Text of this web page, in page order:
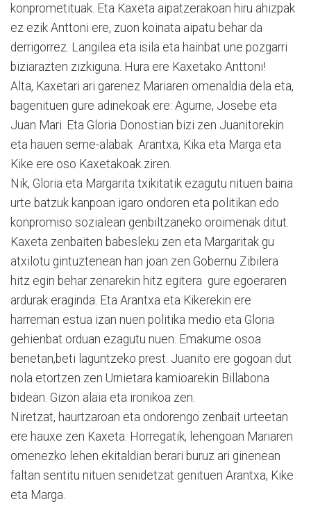
konprometituak. Eta Kaxeta aipatzerakoan hiru ahizpak
ez ezik Anttoni ere, zuon koinata aipatu behar da
derrigorrez. Langilea eta isila eta hainbat une pozgarri
biziarazten zizkiguna. Hura ere Kaxetako Anttoni!
Alta, Kaxetari ari garenez Mariaren omenaldia dela eta,
bagenituen gure adinekoak ere: Agurne, Josebe eta
Juan Mari. Eta Gloria Donostian bizi zen Juanitorekin
eta hauen seme-alabak Arantxa, Kika eta Marga eta
Kike ere oso Kaxetakoak ziren.
Nik, Gloria eta Margarita txikitatik ezagutu nituen baina
urte batzuk kanpoan igaro ondoren eta politikan edo
konpromiso sozialean genbiltzaneko oroimenak ditut.
Kaxeta zenbaiten babesleku zen eta Margaritak gu
atxilotu gintuztenean han joan zen Gobernu Zibilera
hitz egin behar zenarekin hitz egitera gure egoeraren
ardurak eraginda. Eta Arantxa eta Kikerekin ere
harreman estua izan nuen politika medio eta Gloria
gehienbat orduan ezagutu nuen. Emakume osoa
benetan,beti laguntzeko prest. Juanito ere gogoan dut
nola etortzen zen Urnietara kamioarekin Billabona
bidean. Gizon alaia eta ironikoa zen.
Niretzat, haurtzaroan eta ondorengo zenbait urteetan
ere hauxe zen Kaxeta. Horregatik, lehengoan Mariaren
omenezko lehen ekitaldian berari buruz ari ginenean
faltan sentitu nituen senidetzat genituen Arantxa, Kike
eta Marga.